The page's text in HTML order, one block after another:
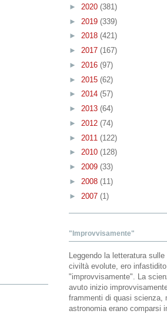
► 2020 (381)
► 2019 (339)
► 2018 (421)
► 2017 (167)
► 2016 (97)
► 2015 (62)
► 2014 (57)
► 2013 (64)
► 2012 (74)
► 2011 (122)
► 2010 (128)
► 2009 (33)
► 2008 (11)
► 2007 (1)
"Improvvisamente"
Leggendo la letteratura
civiltà evolute, ero
"improvvisamente". La
avuto inizio
frammenti di quasi scienza,
astronomia erano comparsi